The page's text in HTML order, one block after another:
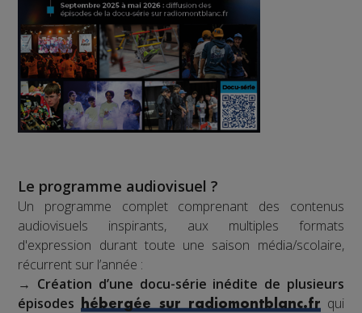
Le programme audiovisuel ?
Un programme complet comprenant des contenus
audiovisuels inspirants, aux multiples formats
d'expression durant toute une saison média/scolaire,
récurrent sur l’année :
→ Création d’une docu-série inédite de plusieurs
épisodes
hébergée sur radiomontblanc.frqui